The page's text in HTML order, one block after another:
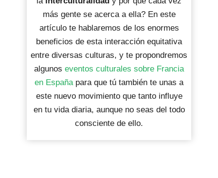
más gente se acerca a ella? En este
artículo te hablaremos de los enormes
beneficios de esta interacción equitativa
entre diversas culturas, y te propondremos
algunos eventos culturales sobre Francia
en España para que tú también te unas a
este nuevo movimiento que tanto influye
en tu vida diaria, aunque no seas del todo
consciente de ello.